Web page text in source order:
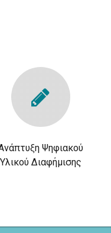
Ψηφιακού
Υλικού Διαφήμισης